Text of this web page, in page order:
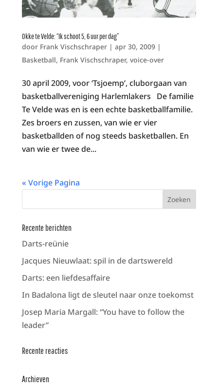
Okke te Velde: “Ik schoot 5, 6 uur per dag”
door Frank Vischschraper| apr 30, 2009|
Basketball, Frank Vischschraper, voice-over
30 april 2009, voor ‘Tsjoemp’, cluborgaan van
basketballvereniging Harlemlakers De familie
Te Velde was en is een echte basketballfamilie.
Zes broers en zussen, van wie er vier
basketballden of nog steeds basketballen. En
van wie er twee de...
« Vorige Pagina
Recente berichten
Darts-reünie
Jacques Nieuwlaat: spil in de dartswereld
Darts: een liefdesaffaire
In Badalona ligt de sleutel naar onze toekomst
Josep Maria Margall: “You have to follow the
leader”
Recente reacties
Archieven